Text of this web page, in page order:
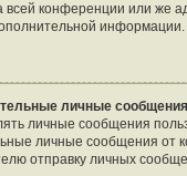
конференции или же
информации.
личные
личные сообщения
личные сообщения от
отправку личных